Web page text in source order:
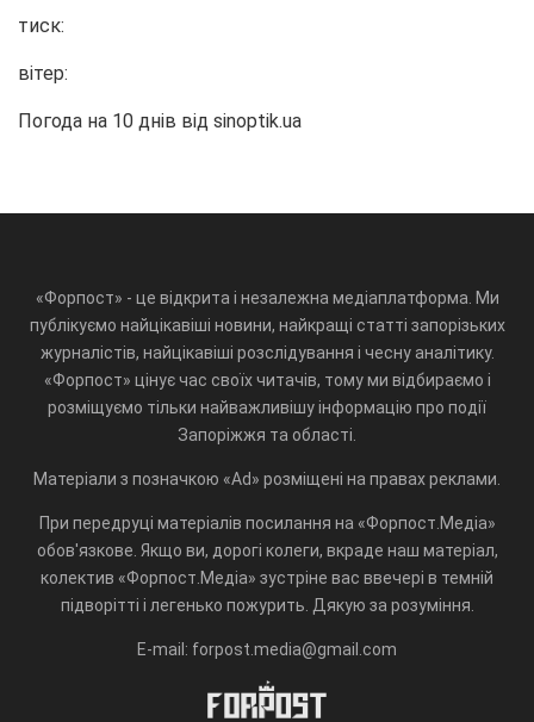
тиск:
вітер:
Погода на 10 днів від sinoptik.ua
«Форпост» - це відкрита і незалежна медіаплатформа. Ми
публікуємо найцікавіші новини, найкращі статті запорізьких
журналістів, найцікавіші розслідування і чесну аналітику.
«Форпост» цінує час своїх читачів, тому ми відбираємо і
розміщуємо тільки найважливішу інформацію про події
Запоріжжя та області.
Матеріали з позначкою «Ad» розміщені на правах реклами.
При передруці матеріалів посилання на «Форпост.Медіа»
обов'язкове. Якщо ви, дорогі колеги, вкраде наш матеріал,
колектив «Форпост.Медіа» зустріне вас ввечері в темній
підворітті і легенько пожурить. Дякую за розуміння.
E-mail: forpost.media@gmail.com